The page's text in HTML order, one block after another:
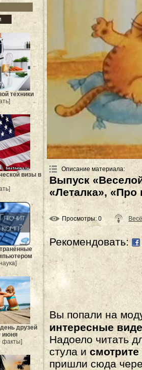
техники
визы в
друзей
июня
факты]
Описание материала:
Выпуск
«Леталка», «Про
Просмотры: 0
Рекомендовать:
Вы попали на
интересные
Надоело читать
стула и
пришли сюда